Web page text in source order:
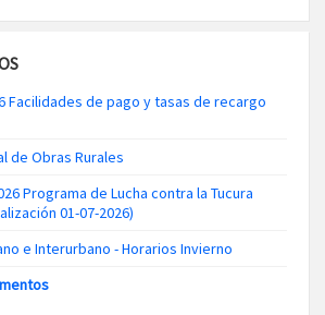
Facilidades de pago y tasas de recargo
de Obras Rurales
Programa de Lucha contra la Tucura
01-07-2026)
e Interurbano - Horarios Invierno